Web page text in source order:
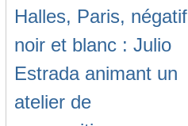
Halles, Paris, négatif
noir et blanc : Julio
Estrada animant un
atelier de